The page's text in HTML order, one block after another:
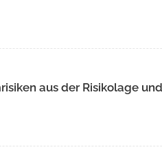
aus der Risikolage